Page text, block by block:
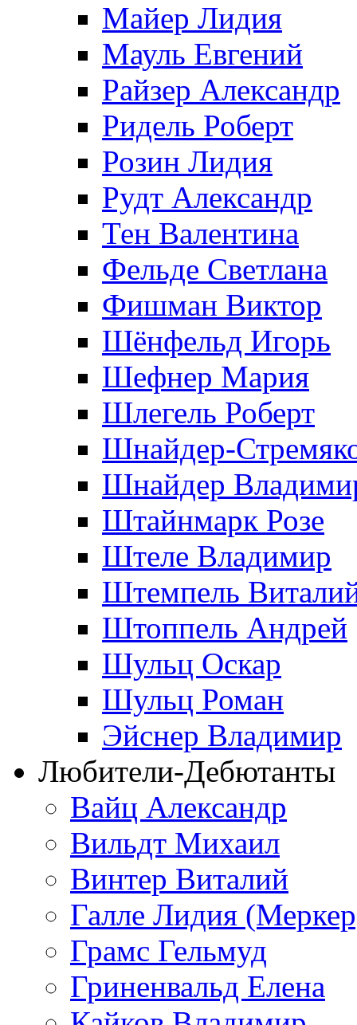
Майер Лидия
Мауль Евгений
Райзер Александр
Ридель Роберт
Розин Лидия
Рудт Александр
Тен Валентина
Фельде Светлана
Фишман Виктор
Шёнфельд Игорь
Шефнер Мария
Шлегель Роберт
Шнайдер-
Шнайдер
Штайнмарк Розe
Штеле Владимир
Штемпель
Штоппель Андрей
Шульц Оскар
Шульц Роман
Эйснер Владимир
Любители-Дебютанты
Вайц Александр
Вильдт Михаил
Винтер Виталий
Галле Лидия
Грамс Гельмуд
Гриненвальд Елена